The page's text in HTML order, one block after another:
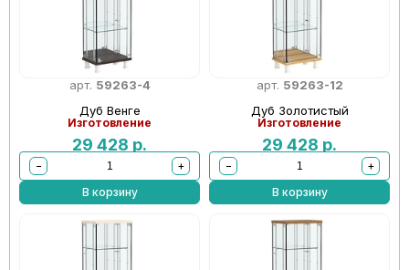
арт. 59263-4
Дуб Венге
Изготовление
29 428 р.
−
+
В корзину
арт. 59263-12
Дуб Золотистый
Изготовление
29 428 р.
−
+
В корзину